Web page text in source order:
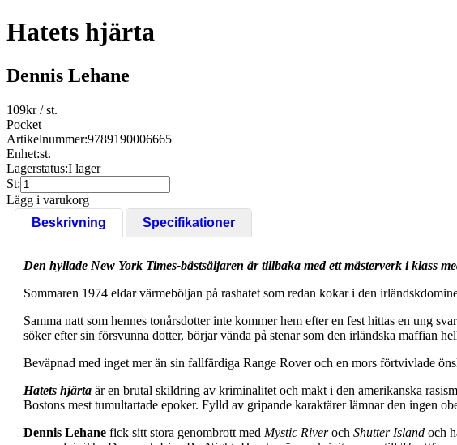
Hatets hjärta
Dennis Lehane
109kr/ st.
Pocket
Artikelnummer:9789190006665
Enhet:st.
Lagerstatus:I lager
St:
Lägg i varukorg
Beskrivning
Specifikationer
Den hyllade New York Times-bästsäljaren är tillbaka med ett mästerverk i klass
Sommaren 1974 eldar värmeböljan på rashatet som redan kokar i den
Samma natt som hennes tonårsdotter inte kommer hem efter en fest hittas en ung
söker efter sin försvunna dotter, börjar vända på stenar som den irländska maffian
Beväpnad med inget mer än sin fallfärdiga Range Rover och en mors förtvivlade
Hatets hjärta är en brutal skildring av kriminalitet och makt i den amerikanska
Bostons mest tumultartade epoker. Fylld av gripande karaktärer lämnar den ingen
Dennis Lehane fick sitt stora genombrott med Mystic Riveroch Shutter Island och